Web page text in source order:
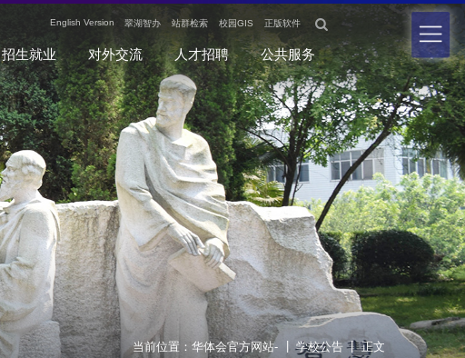
English Version 翠湖智办 站群检索 校园GIS 正版软件 
招生就业 对外交流 人才招聘 公共服务
当前位置：华体会官方网站- | 学校公告 | 正文